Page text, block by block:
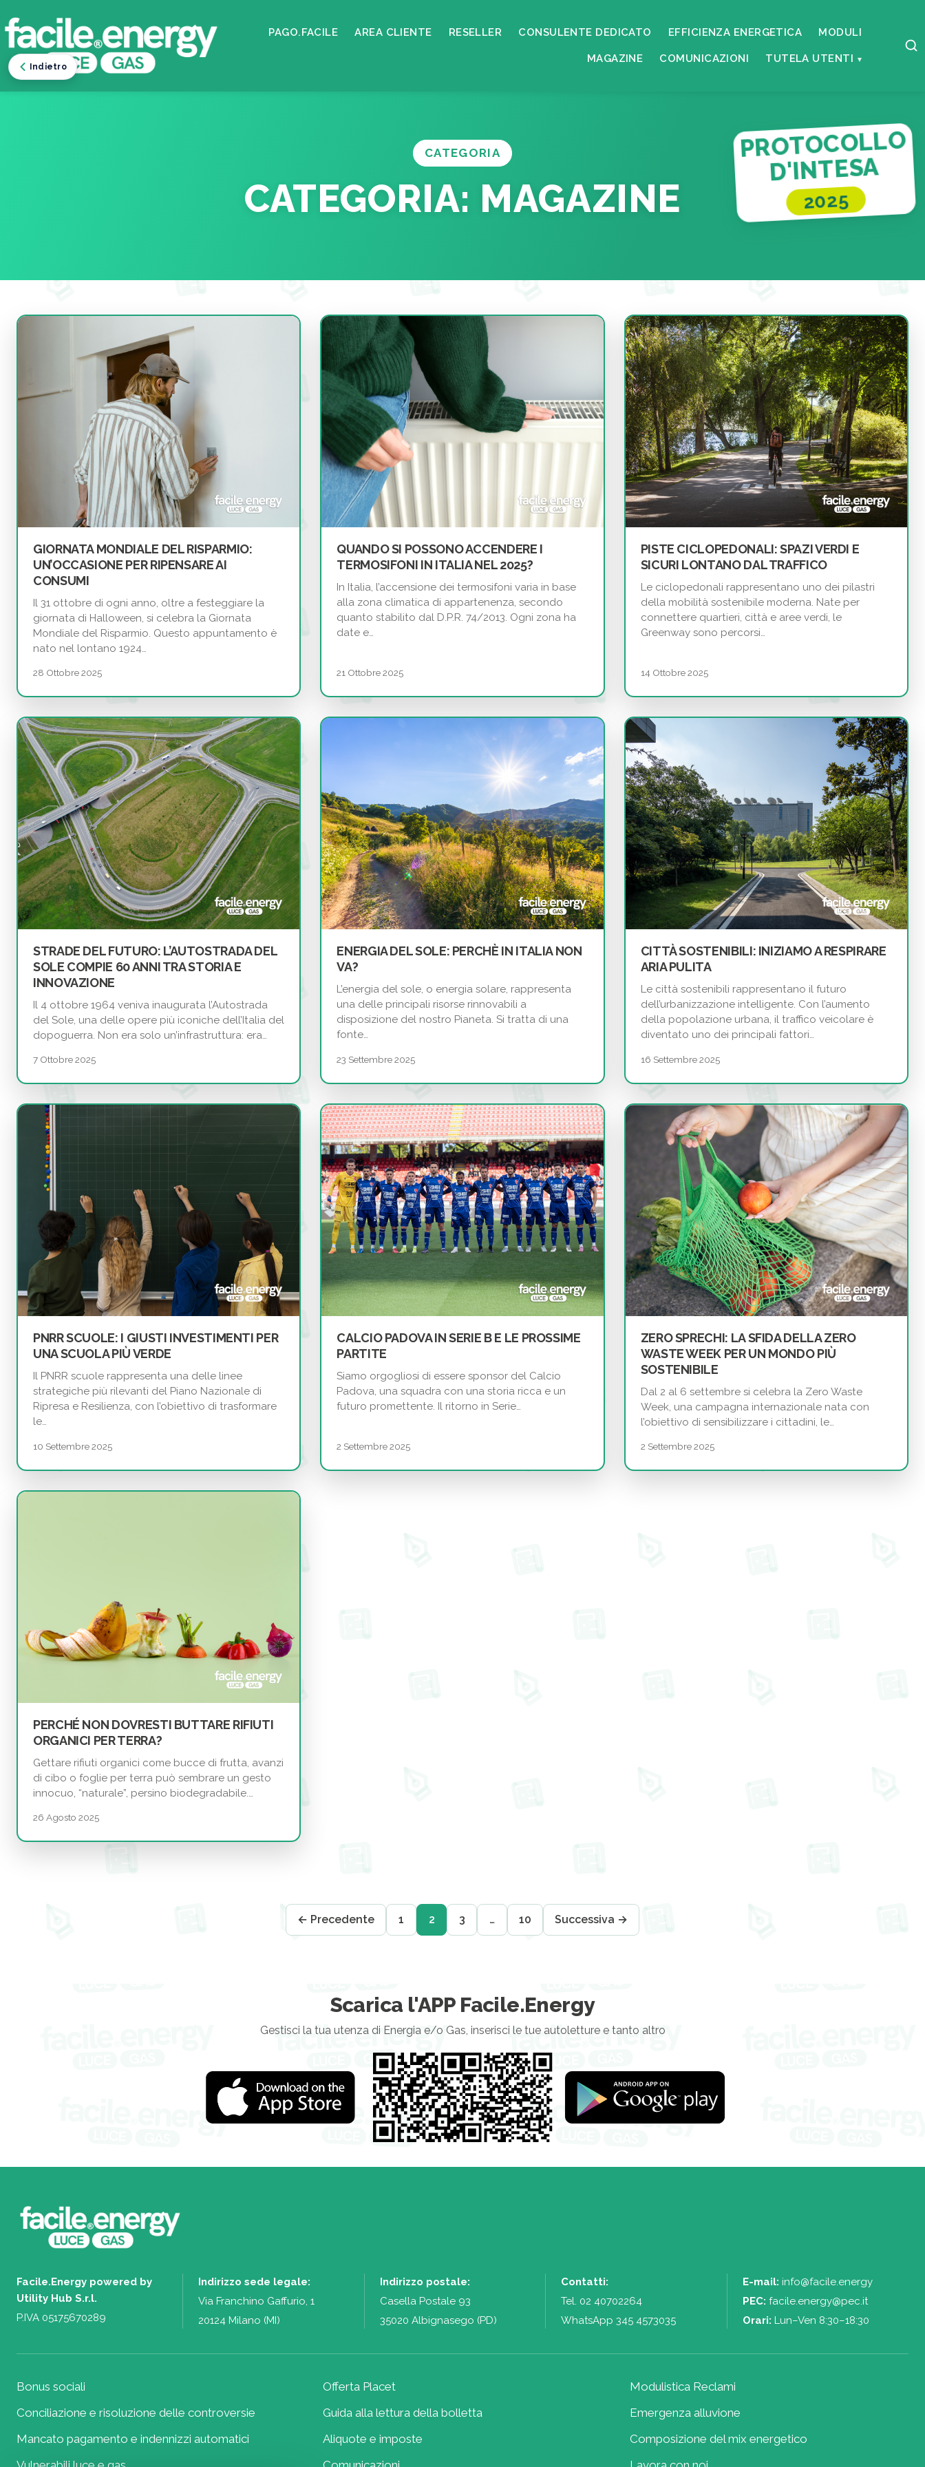
PAGO.FACILE AREA CLIENTE RESELLER CONSULENTE DEDICATO EFFICIENZA ENERGETICA MODULI
MAGAZINE COMUNICAZIONI TUTELA UTENTI
PROTOCOLLO
D'INTESA
2025
CATEGORIA
CATEGORIA: MAGAZINE
GIORNATA MONDIALE DEL RISPARMIO:
UN’OCCASIONE PER RIPENSARE AI
CONSUMI
Il 31 ottobre di ogni anno, oltre a festeggiare la
giornata di Halloween, si celebra la Giornata
Mondiale del Risparmio. Questo appuntamento è
nato nel lontano 1924…
28 Ottobre 2025
QUANDO SI POSSONO ACCENDERE I
TERMOSIFONI IN ITALIA NEL 2025?
In Italia, l’accensione dei termosifoni varia in base
alla zona climatica di appartenenza, secondo
quanto stabilito dal D.P.R. 74/2013. Ogni zona ha
date e…
21 Ottobre 2025
PISTE CICLOPEDONALI: SPAZI VERDI E
SICURI LONTANO DAL TRAFFICO
Le ciclopedonali rappresentano uno dei pilastri
della mobilità sostenibile moderna. Nate per
connettere quartieri, città e aree verdi, le
Greenway sono percorsi…
14 Ottobre 2025
STRADE DEL FUTURO: L’AUTOSTRADA DEL
SOLE COMPIE 60 ANNI TRA STORIA E
INNOVAZIONE
Il 4 ottobre 1964 veniva inaugurata l’Autostrada
del Sole, una delle opere più iconiche dell’Italia del
dopoguerra. Non era solo un’infrastruttura: era…
7 Ottobre 2025
ENERGIA DEL SOLE: PERCHÈ IN ITALIA NON
VA?
L’energia del sole, o energia solare, rappresenta
una delle principali risorse rinnovabili a
disposizione del nostro Pianeta. Si tratta di una
fonte…
23 Settembre 2025
CITTÀ SOSTENIBILI: INIZIAMO A RESPIRARE
ARIA PULITA
Le città sostenibili rappresentano il futuro
dell’urbanizzazione intelligente. Con l’aumento
della popolazione urbana, il traffico veicolare è
diventato uno dei principali fattori…
16 Settembre 2025
PNRR SCUOLE: I GIUSTI INVESTIMENTI PER
UNA SCUOLA PIÙ VERDE
Il PNRR scuole rappresenta una delle linee
strategiche più rilevanti del Piano Nazionale di
Ripresa e Resilienza, con l’obiettivo di trasformare
le…
10 Settembre 2025
CALCIO PADOVA IN SERIE B E LE PROSSIME
PARTITE
Siamo orgogliosi di essere sponsor del Calcio
Padova, una squadra con una storia ricca e un
futuro promettente. Il ritorno in Serie…
2 Settembre 2025
ZERO SPRECHI: LA SFIDA DELLA ZERO
WASTE WEEK PER UN MONDO PIÙ
SOSTENIBILE
Dal 2 al 6 settembre si celebra la Zero Waste
Week, una campagna internazionale nata con
l’obiettivo di sensibilizzare i cittadini, le…
2 Settembre 2025
PERCHÉ NON DOVRESTI BUTTARE RIFIUTI
ORGANICI PER TERRA?
Gettare rifiuti organici come bucce di frutta, avanzi
di cibo o foglie per terra può sembrare un gesto
innocuo, “naturale”, persino biodegradabile.…
26 Agosto 2025
← Precedente 1 2 3 … 10 Successiva →
Scarica l'APP Facile.Energy
Gestisci la tua utenza di Energia e/o Gas, inserisci le tue autoletture e tanto altro
Facile.Energy powered by
Utility Hub S.r.l.
P.IVA 05175670289
Indirizzo sede legale:
Via Franchino Gaffurio, 1
20124 Milano (MI)
Indirizzo postale:
Casella Postale 93
35020 Albignasego (PD)
Contatti:
Tel. 02 40702264
WhatsApp 345 4573035
E-mail: info@facile.energy
PEC: facile.energy@pec.it
Orari: Lun–Ven 8:30–18:30
Bonus sociali
Conciliazione e risoluzione delle controversie
Mancato pagamento e indennizzi automatici
Offerta Placet
Guida alla lettura della bolletta
Aliquote e imposte
Modulistica Reclami
Emergenza alluvione
Composizione del mix energetico
Indietro